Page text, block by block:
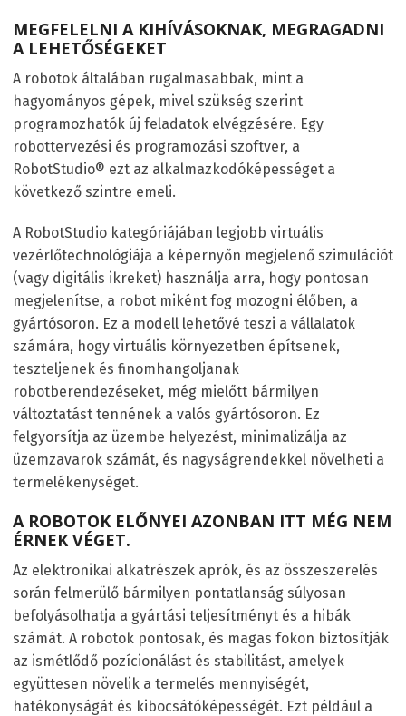
MEGFELELNI A KIHÍVÁSOKNAK, MEGRAGADNI
A LEHETŐSÉGEKET
A robotok általában rugalmasabbak, mint a
hagyományos gépek, mivel szükség szerint
programozhatók új feladatok elvégzésére. Egy
robottervezési és programozási szoftver, a
RobotStudio® ezt az alkalmazkodóképességet a
következő szintre emeli.
A RobotStudio kategóriájában legjobb virtuális
vezérlőtechnológiája a képernyőn megjelenő szimulációt
(vagy digitális ikreket) használja arra, hogy pontosan
megjelenítse, a robot miként fog mozogni élőben, a
gyártósoron. Ez a modell lehetővé teszi a vállalatok
számára, hogy virtuális környezetben építsenek,
teszteljenek és finomhangoljanak
robotberendezéseket, még mielőtt bármilyen
változtatást tennének a valós gyártósoron. Ez
felgyorsítja az üzembe helyezést, minimalizálja az
üzemzavarok számát, és nagyságrendekkel növelheti a
termelékenységet.
A ROBOTOK ELŐNYEI AZONBAN ITT MÉG NEM
ÉRNEK VÉGET.
Az elektronikai alkatrészek aprók, és az összeszerelés
során felmerülő bármilyen pontatlanság súlyosan
befolyásolhatja a gyártási teljesítményt és a hibák
számát. A robotok pontosak, és magas fokon biztosítják
az ismétlődő pozícionálást és stabilitást, amelyek
együttesen növelik a termelés mennyiségét,
hatékonyságát és kibocsátóképességét. Ezt például a